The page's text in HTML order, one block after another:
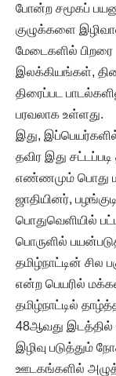
போன்ற சமூகப்
குழுக்களை
மேடைகளில்
இலக்கியங்கள்,
திரைப்பட
பரவலாக உள்ளது.
இது,
தவிர இது
எண்ணமும் பொது
ஜாதியினர்,
பொதுவெளியில்
பொருளில்
தமிழ்நாட்டின் சில
என்ற பெயரில்
தமிழ்நாட்டில்
48ஆவது
இழிவு படுத்தும்
ஊடகங்களில்